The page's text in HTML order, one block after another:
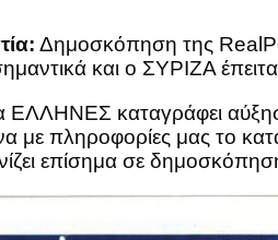
Δημοσκόπηση της
και ο ΣΥΡΙΖΑ
καταγράφει
πληροφορίες μας το
επίσημα σε